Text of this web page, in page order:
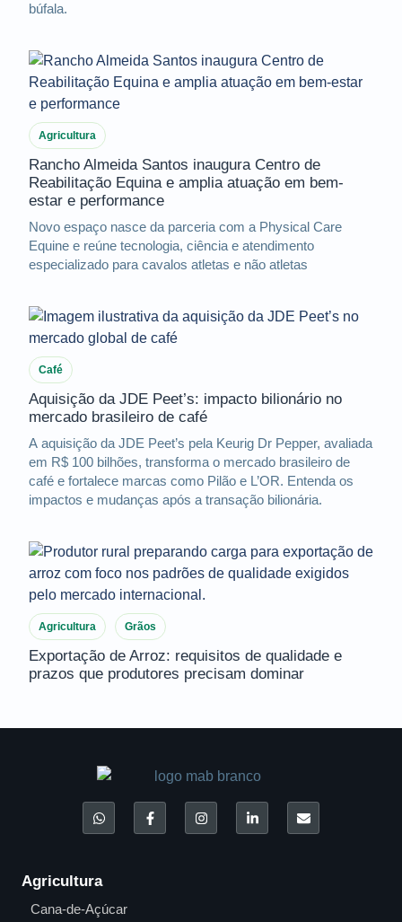
búfala.
Agricultura
Rancho Almeida Santos inaugura Centro de
Reabilitação Equina e amplia atuação em bem-
estar e performance
Novo espaço nasce da parceria com a Physical Care
Equine e reúne tecnologia, ciência e atendimento
especializado para cavalos atletas e não atletas
Café
Aquisição da JDE Peet’s: impacto bilionário no
mercado brasileiro de café
A aquisição da JDE Peet’s pela Keurig Dr Pepper, avaliada
em R$ 100 bilhões, transforma o mercado brasileiro de
café e fortalece marcas como Pilão e L’OR. Entenda os
impactos e mudanças após a transação bilionária.
Agricultura Grãos
Exportação de Arroz: requisitos de qualidade e
prazos que produtores precisam dominar
Agricultura
Cana-de-Açúcar